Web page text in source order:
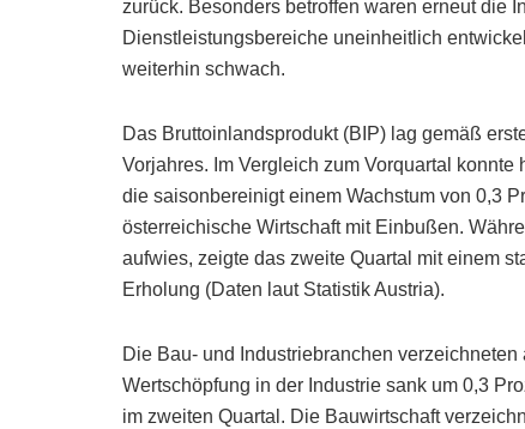
zurück. Besonders betroffen waren erneut die
Dienstleistungsbereiche uneinheitlich
weiterhin schwach.
Das Bruttoinlandsprodukt (BIP) lag gemäß
Vorjahres. Im Vergleich zum Vorquartal
die saisonbereinigt einem Wachstum von 0,3
österreichische Wirtschaft mit Einbußen.
aufwies, zeigte das zweite Quartal mit einem
Erholung (Daten laut Statistik Austria).
Die Bau- und Industriebranchen
Wertschöpfung in der Industrie sank um 0,3
im zweiten Quartal. Die Bauwirtschaft